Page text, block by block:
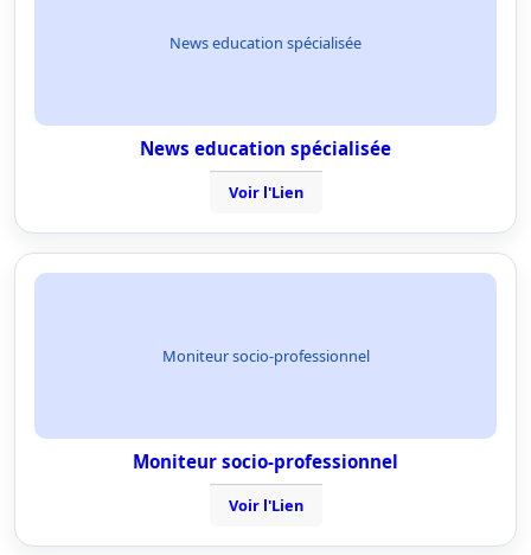
News education spécialisée
News education spécialisée
Voir l'Lien
Moniteur socio-professionnel
Moniteur socio-professionnel
Voir l'Lien